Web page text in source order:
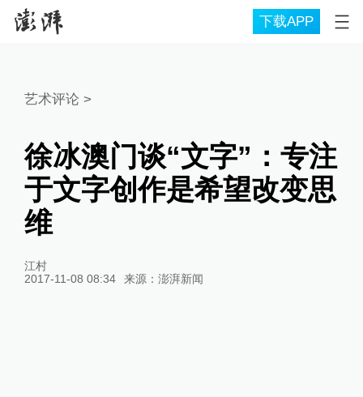
下载APP
艺术评论 >
徐冰澳门谈“文字”：专注
于文字创作是希望改变思
维
江村
2017-11-08 08:34
来源： 澎湃新闻